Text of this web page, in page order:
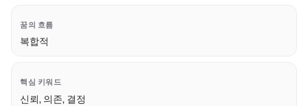
꿈의 흐름
복합적
핵심 키워드
신뢰, 의존, 결정